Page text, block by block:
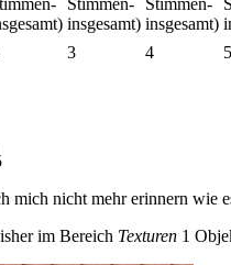
3 4 5
mich nicht mehr erinnern wie
im Bereich Texturen 1